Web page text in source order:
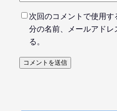
次回のコメントで使用
分の名前、メールアド
る。